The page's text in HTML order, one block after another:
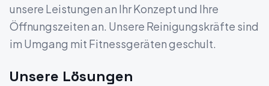
unsere Leistungen an Ihr Konzept und Ihre
Öffnungszeiten an. Unsere Reinigungskräfte sind
im Umgang mit Fitnessgeräten geschult.
Unsere Lösungen